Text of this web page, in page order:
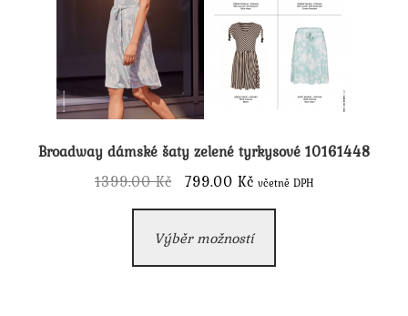
stránce
produktu
Broadway dámské šaty zelené tyrkysové 10161448
1399.00Kč
Původní
cena
byla:
799.00 KčAktuální
cena
je:
včetně DPH
Výběr možností
má